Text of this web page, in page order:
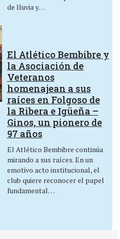
de lluvia y…
El Atlético Bembibre y
la Asociación de
Veteranos
homenajean a sus
raíces en Folgoso de
la Ribera e Igüeña –
Ginos, un pionero de
97 años
El Atlético Bembibre continúa
mirando a sus raíces. En un
emotivo acto institucional, el
club quiere reconocer el papel
fundamental…